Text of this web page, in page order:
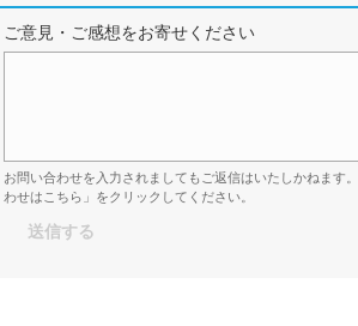
ご意見・ご感想をお寄せください
お問い合わせを入力されましてもご返信はいたしかねます
わせはこちら」をクリックしてください。